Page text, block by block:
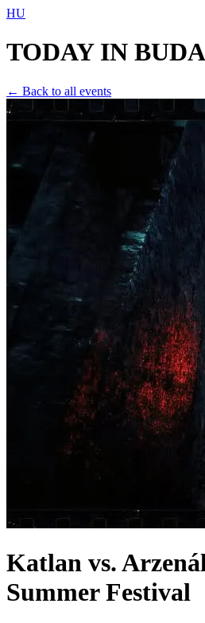
HU
TODAY IN
← Back to all events
Katlan vs.
Summer Festival